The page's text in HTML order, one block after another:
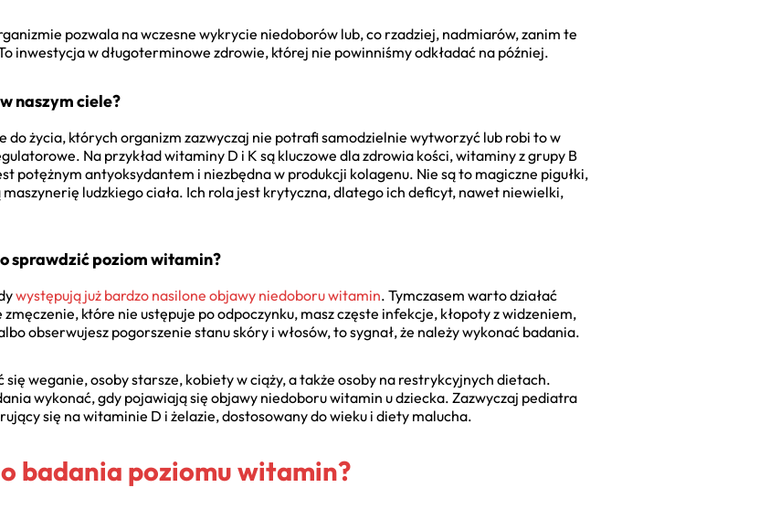
pozwala na wczesne wykrycie niedoborów lub, co rzadziej, nadmiarów, zanim te
inwestycja w długoterminowe zdrowie, której nie powinniśmy odkładać na później.
naszym ciele?
życia, których organizm zazwyczaj nie potrafi samodzielnie wytworzyć lub robi to w
Na przykład witaminy D i K są kluczowe dla zdrowia kości, witaminy z grupy B
potężnym antyoksydantem i niezbędna w produkcji kolagenu. Nie są to magiczne pigułki,
ludzkiego ciała. Ich rola jest krytyczna, dlatego ich deficyt, nawet niewielki,
sprawdzić poziom witamin?
występują już bardzo nasilone objawy niedoboru witamin. Tymczasem warto działać
które nie ustępuje po odpoczynku, masz częste infekcje, kłopoty z widzeniem,
obserwujesz pogorszenie stanu skóry i włosów, to sygnał, że należy wykonać badania.
weganie, osoby starsze, kobiety w ciąży, a także osoby na restrykcyjnych dietach.
wykonać, gdy pojawiają się objawy niedoboru witamin u dziecka. Zazwyczaj pediatra
się na witaminie D i żelazie, dostosowany do wieku i diety malucha.
badania poziomu witamin?